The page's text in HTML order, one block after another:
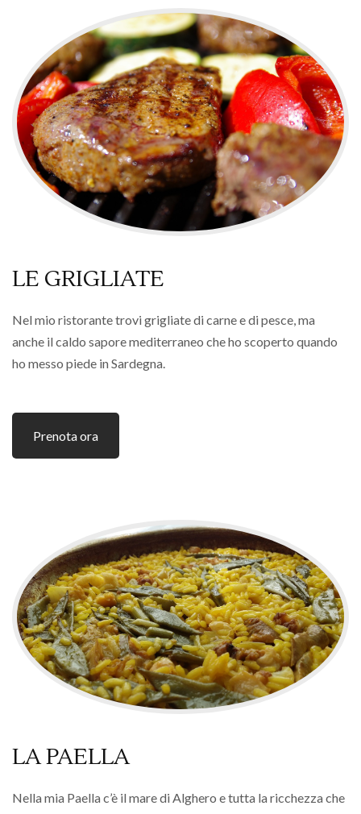
LE GRIGLIATE
Nel mio ristorante trovi grigliate di carne e di pesce, ma
anche il caldo sapore mediterraneo che ho scoperto quando
ho messo piede in Sardegna.
Prenota ora
LA PAELLA
Nella mia Paella c’è il mare di Alghero e tutta la ricchezza che